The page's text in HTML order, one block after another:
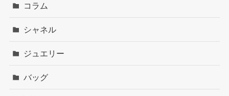
コラム
シャネル
ジュエリー
バッグ